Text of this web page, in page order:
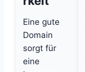
Eine gute
Domain
sorgt für
eine